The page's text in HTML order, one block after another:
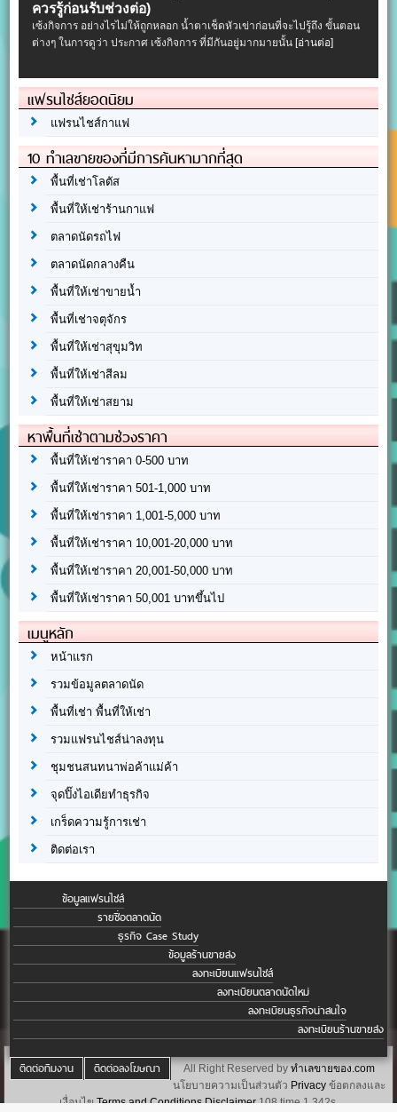
ควรรู้ก่อนรับช่วงต่อ)
เซ้งกิจการ อย่างไรไม่ให้ถูกหลอก น้ำตาเช็ดหัวเข่าก่อนที่จะไปรู้ถึง ขั้นตอน
ต่างๆ ในการดูว่า ประกาศ เซ้งกิจการ ที่มีกันอยู่มากมายนั้น [อ่านต่อ]
แฟรนไชส์ยอดนิยม
แฟรนไชส์กาแฟ
10 ทำเลขายของที่มีการค้นหามากที่สุด
พื้นที่เช่าโลตัส
พื้นที่ให้เช่าร้านกาแฟ
ตลาดนัดรถไฟ
ตลาดนัดกลางคืน
พื้นที่ให้เช่าขายน้ำ
พื้นที่เช่าจตุจักร
พื้นที่ให้เช่าสุขุมวิท
พื้นที่ให้เช่าสีลม
พื้นที่ให้เช่าสยาม
หาพื้นที่เช่าตามช่วงราคา
พื้นที่ให้เช่าราคา 0-500 บาท
พื้นที่ให้เช่าราคา 501-1,000 บาท
พื้นที่ให้เช่าราคา 1,001-5,000 บาท
พื้นที่ให้เช่าราคา 10,001-20,000 บาท
พื้นที่ให้เช่าราคา 20,001-50,000 บาท
พื้นที่ให้เช่าราคา 50,001 บาทขึ้นไป
เมนูหลัก
หน้าแรก
รวมข้อมูลตลาดนัด
พื้นที่เช่า พื้นที่ให้เช่า
รวมแฟรนไชส์น่าลงทุน
ชุมชนสนทนาพ่อค้าแม่ค้า
จุดปิ๊งไอเดียทำธุรกิจ
เกร็ดความรู้การเช่า
ติดต่อเรา
ข้อมูลแฟรนไชส์
รายชื่อตลาดนัด
ธุรกิจ Case Study
ข้อมูลร้านขายส่ง
ลงทะเบียนแฟรนไชส์
ลงทะเบียนตลาดนัดใหม่
ลงทะเบียนธุรกิจน่าสนใจ
ลงทะเบียนร้านขายส่ง
ติดต่อทีมงาน ติดต่อลงโฆษณา All Right Reserved by ทำเลขายของ.com
นโยบายความเป็นส่วนตัว Privacy ข้อตกลงและ
เงื่อนไขTerms and Conditions Disclaimer108 time 1.342s.